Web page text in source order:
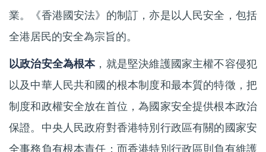
業。《香港國安法》的制訂，亦是以人民安全，包括
全港居民的安全為宗旨的。
以政治安全為根本，就是堅決維護國家主權不容侵犯
以及中華人民共和國的根本制度和最本質的特徵，把
制度和政權安全放在首位，為國家安全提供根本政治
保證。中央人民政府對香港特別行政區有關的國家安
全事務負有根本責任；而香港特別行政區則負有維護